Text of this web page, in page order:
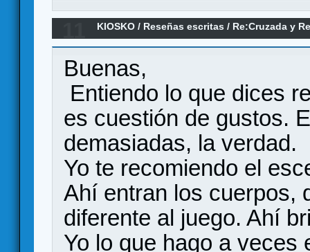
KIOSKO / Reseñas escritas / Re:Cruzada y
Buenas,
Entiendo lo que dices
es cuestión de gustos.
demasiadas, la verdad.
Yo te recomiendo el
Ahí entran los cuerpos,
diferente al juego. Ahí
Yo lo que hago a veces